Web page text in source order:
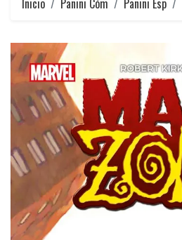
Inicio Panini Cóm Panini Esp